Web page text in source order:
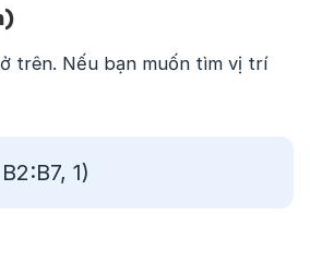
trên. Nếu bạn muốn tìm vị trí
1)